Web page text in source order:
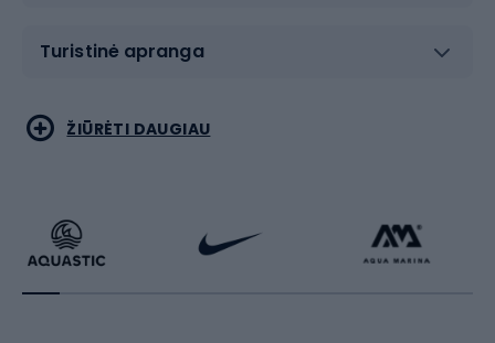
Turistinė apranga
Bėgimas
Dviratininkų apranga
Koviniai sportai
Rakečių sportas
ŽIŪRĖTI DAUGIAU